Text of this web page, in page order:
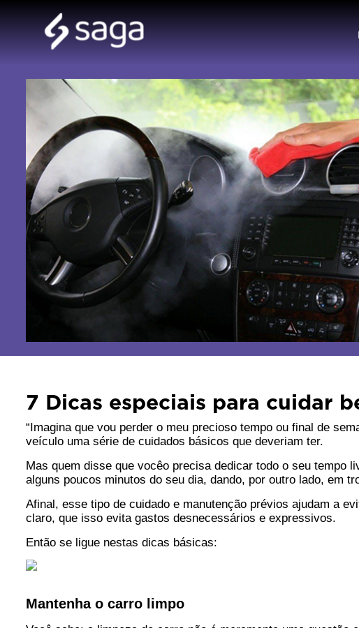
7 Dicas especiais para cuidar
“Imagina que vou perder o meu precioso tempo ou final de
veículo uma série de cuidados básicos que deveriam ter.
Mas quem disse que vocêo precisa dedicar todo o seu tempo
alguns poucos minutos do seu dia, dando, por outro lado, em
Afinal, esse tipo de cuidado e manutenção prévios ajudam a
claro, que isso evita gastos desnecessários e expressivos.
Então se ligue nestas dicas básicas:
Mantenha o carro limpo